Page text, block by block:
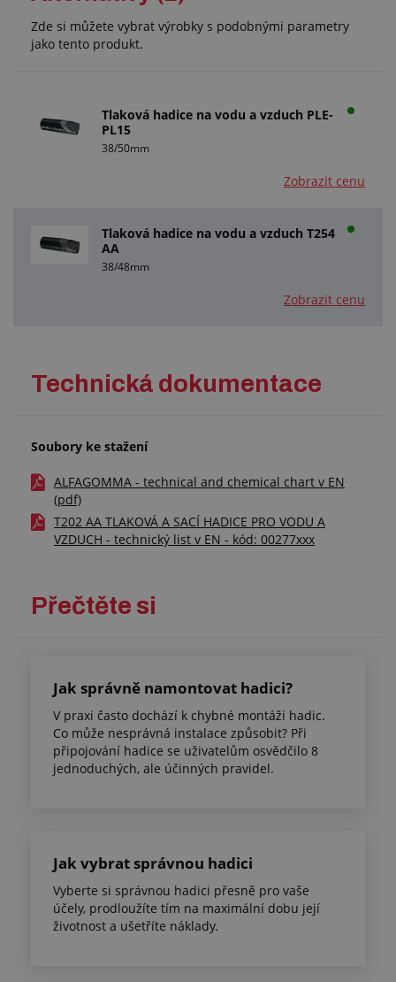
Zde si můžete vybrat výrobky s podobnými parametry
jako tento produkt.
Tlaková hadice na vodu a vzduch PLE-
PL15
38/50mm
Zobrazit cenu
Tlaková hadice na vodu a vzduch T254
AA
38/48mm
Zobrazit cenu
Technická dokumentace
Soubory ke stažení
ALFAGOMMA - technical and chemical chart v EN
(pdf)
T202 AA TLAKOVÁ A SACÍ HADICE PRO VODU A
VZDUCH - technický list v EN - kód: 00277xxx
Přečtěte si
Jak správně namontovat hadici?
V praxi často dochází k chybné montáži hadic.
Co může nesprávná instalace způsobit? Při
připojování hadice se uživatelům osvědčilo 8
jednoduchých, ale účinných pravidel.
Jak vybrat správnou hadici
Vyberte si správnou hadici přesně pro vaše
účely, prodloužíte tím na maximální dobu její
životnost a ušetříte náklady.